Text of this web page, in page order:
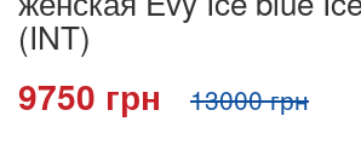
(INT)
9750 грн 13000 грн